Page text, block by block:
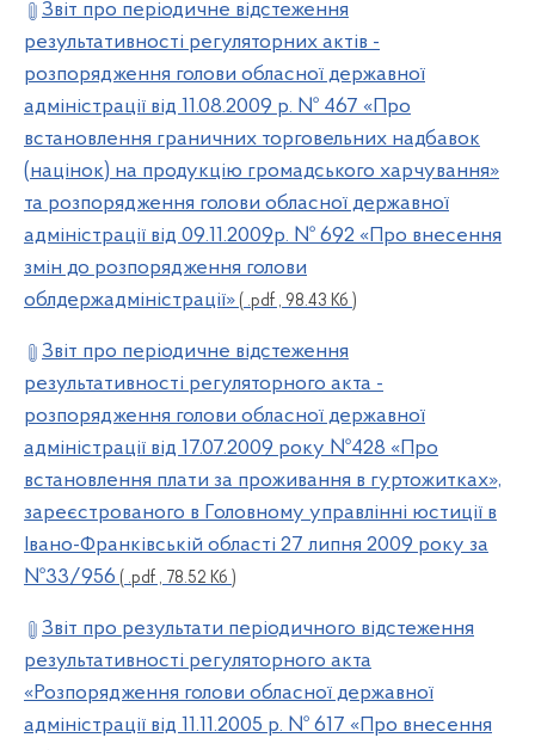
Звіт про періодичне відстеження
результативності регуляторних актів -
розпорядження голови обласної державної
адміністрації від 11.08.2009 р. № 467 «Про
встановлення граничних торговельних надбавок
(націнок) на продукцію громадського харчування»
та розпорядження голови обласної державної
адміністрації від 09.11.2009р. № 692 «Про внесення
змін до розпорядження голови
облдержадміністрації» ( .pdf , 98.43 Кб )
Звіт про періодичне відстеження
результативності регуляторного акта -
розпорядження голови обласної державної
адміністрації від 17.07.2009 року №428 «Про
встановлення плати за проживання в гуртожитках»,
зареєстрованого в Головному управлінні юстиції в
Івано-Франківській області 27 липня 2009 року за
№33/956 ( .pdf , 78.52 Кб )
Звіт про результати періодичного відстеження
результативності регуляторного акта
«Розпорядження голови обласної державної
адміністрації від 11.11.2005 р. № 617 «Про внесення